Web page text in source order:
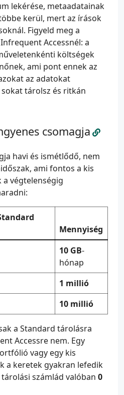
lekérése, metaadatainak
kerül, mert az írások
Figyeld meg a
Accessnél: a
költségek
ami pont ennek az
az adatokat
tárolsz és ritkán
csomagja
havi és ismétlődő, nem
ami fontos a kis
végtelenségig
Mennyiség
10 GB-
hónap
1 millió
10 millió
a Standard tárolásra
Accessre nem. Egy
vagy egy kis
a keretek gyakran lefedik
számlád valóban 0